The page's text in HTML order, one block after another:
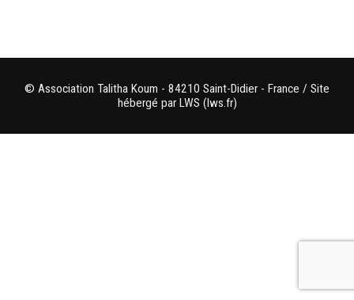
© Association Talitha Koum - 84210 Saint-Didier - France / Site
hébergé par LWS (lws.fr)